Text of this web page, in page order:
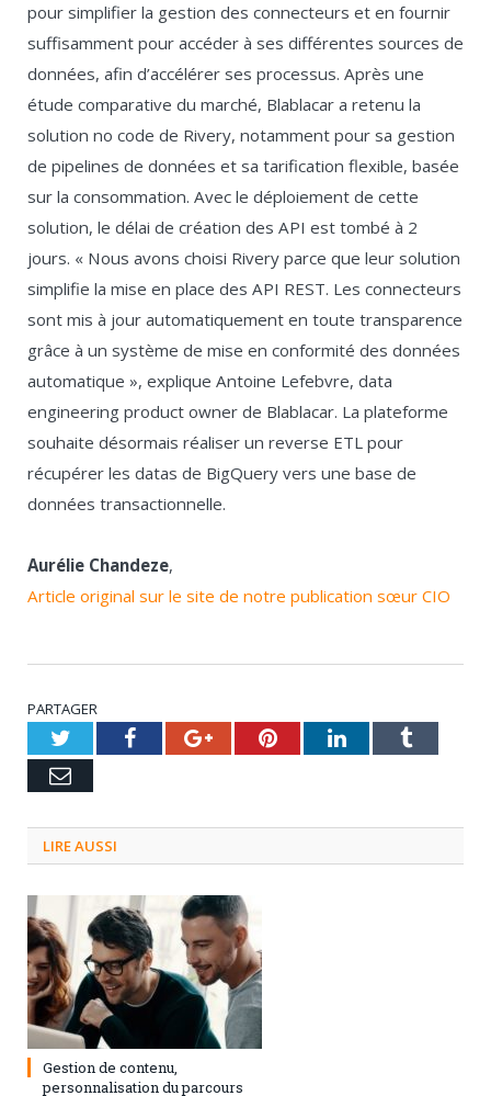
pour simplifier la gestion des connecteurs et en fournir
suffisamment pour accéder à ses différentes sources de
données, afin d’accélérer ses processus. Après une
étude comparative du marché, Blablacar a retenu la
solution no code de Rivery, notamment pour sa gestion
de pipelines de données et sa tarification flexible, basée
sur la consommation. Avec le déploiement de cette
solution, le délai de création des API est tombé à 2
jours. « Nous avons choisi Rivery parce que leur solution
simplifie la mise en place des API REST. Les connecteurs
sont mis à jour automatiquement en toute transparence
grâce à un système de mise en conformité des données
automatique », explique Antoine Lefebvre, data
engineering product owner de Blablacar. La plateforme
souhaite désormais réaliser un reverse ETL pour
récupérer les datas de BigQuery vers une base de
données transactionnelle.
Aurélie Chandeze,
Article original sur le site de notre publication sœur CIO
PARTAGER
TwitterFacebookGoogle+PinterestLinkedInTumblr
Email
LIRE AUSSI
3 septembre 2024
Gestion de contenu,
personnalisation du parcours